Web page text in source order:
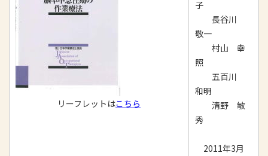
リーフレットはこちら
子
長谷川
敬一
村山 幸
照
五百川
和明
清野 敏
秀
2011年3月